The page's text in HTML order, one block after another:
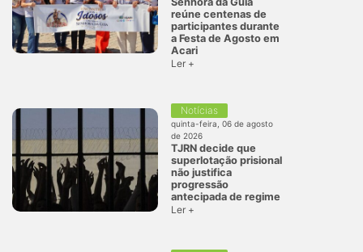
reúne centenas de
participantes durante
a Festa de Agosto em
Acari
Ler +
Notícias
quinta-feira, 06 de agosto
de 2026
TJRN decide que
superlotação prisional
não justifica
progressão
antecipada de regime
Ler +